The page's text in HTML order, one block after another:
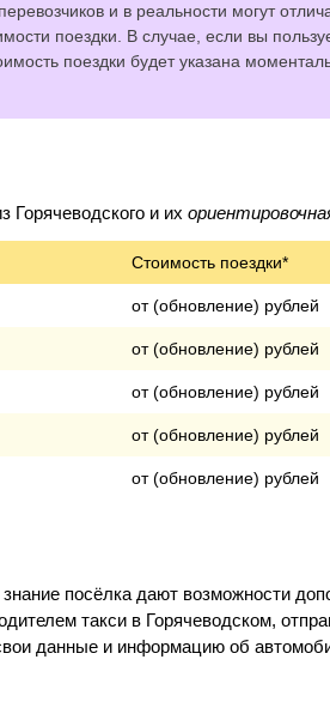
и в реальности могут
поездки. В случае, если вы
поездки будет указана
Горячеводского и их
Стоимость поездки*
от (обновление) рублей
от (обновление) рублей
от (обновление) рублей
от (обновление) рублей
от (обновление) рублей
посёлка дают возможности
такси в Горячеводском,
данные и информацию об